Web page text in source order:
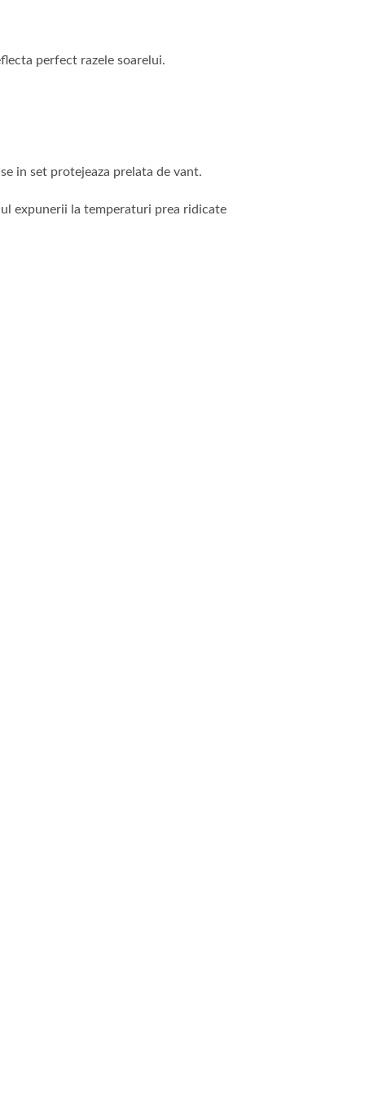
perfect razele soarelui.
in set protejeaza prelata de vant.
expunerii la temperaturi prea ridicate